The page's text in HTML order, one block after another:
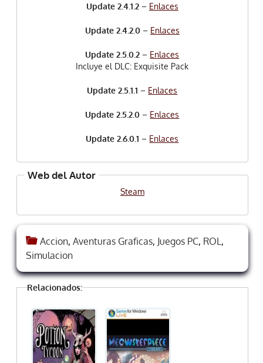
Update 2.4.1.2– Enlaces
Update 2.4.2.0– Enlaces
Update 2.5.0.2 – Enlaces
Incluye el DLC: Exquisite Pack
Update 2.5.1.1 – Enlaces
Update 2.5.2.0 – Enlaces
Update 2.6.0.1 – Enlaces
Web del Autor
Steam
Accion, Aventuras Graficas, Juegos PC, ROL ,
Simulacion
Relacionados: